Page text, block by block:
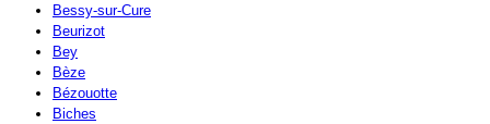
Bessy-sur-Cure
Beurizot
Bey
Bèze
Bézouotte
Biches